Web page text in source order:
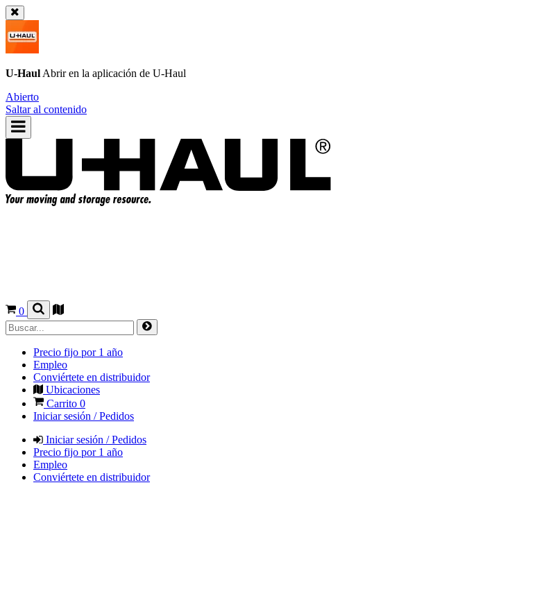
U-Haul Abrir en la aplicación de U-Haul
Abierto
Saltar al contenido
0
Precio fijo por 1 año
Empleo
Conviértete en distribuidor
Ubicaciones
Carrito 0
Iniciar sesión / Pedidos
Iniciar sesión / Pedidos
Precio fijo por 1 año
Empleo
Conviértete en distribuidor